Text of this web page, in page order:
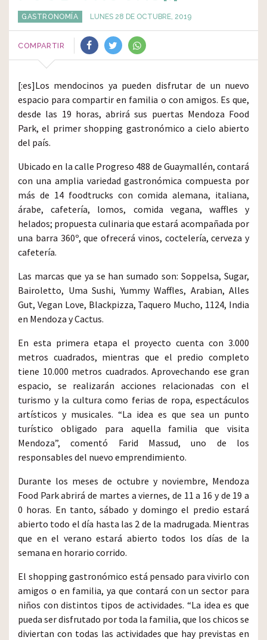
GASTRONOMÍA LUNES 28 DE OCTUBRE, 2019
COMPARTIR
[:es]Los mendocinos ya pueden disfrutar de un nuevo
espacio para compartir en familia o con amigos. Es que,
desde las 19 horas, abrirá sus puertas Mendoza Food
Park, el primer shopping gastronómico a cielo abierto
del país.
Ubicado en la calle Progreso 488 de Guaymallén, contará
con una amplia variedad gastronómica compuesta por
más de 14 foodtrucks con comida alemana, italiana,
árabe, cafetería, lomos, comida vegana, waffles y
helados; propuesta culinaria que estará acompañada por
una barra 360º, que ofrecerá vinos, coctelería, cerveza y
cafetería.
Las marcas que ya se han sumado son: Soppelsa, Sugar,
Bairoletto, Uma Sushi, Yummy Waffles, Arabian, Alles
Gut, Vegan Love, Blackpizza, Taquero Mucho, 1124, India
en Mendoza y Cactus.
En esta primera etapa el proyecto cuenta con 3.000
metros cuadrados, mientras que el predio completo
tiene 10.000 metros cuadrados. Aprovechando ese gran
espacio, se realizarán acciones relacionadas con el
turismo y la cultura como ferias de ropa, espectáculos
artísticos y musicales. “La idea es que sea un punto
turístico obligado para aquella familia que visita
Mendoza”, comentó Farid Massud, uno de los
responsables del nuevo emprendimiento.
Durante los meses de octubre y noviembre, Mendoza
Food Park abrirá de martes a viernes, de 11 a 16 y de 19 a
0 horas. En tanto, sábado y domingo el predio estará
abierto todo el día hasta las 2 de la madrugada. Mientras
que en el verano estará abierto todos los días de la
semana en horario corrido.
El shopping gastronómico está pensado para vivirlo con
amigos o en familia, ya que contará con un sector para
niños con distintos tipos de actividades. “La idea es que
pueda ser disfrutado por toda la familia, que los chicos se
diviertan con todas las actividades que hay previstas en